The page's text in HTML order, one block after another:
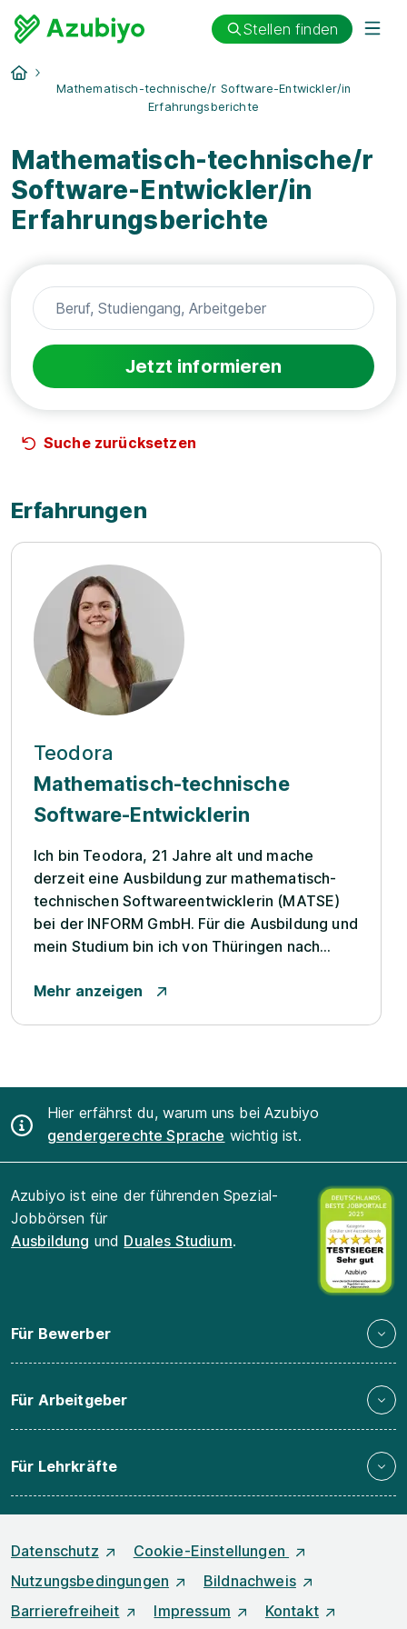
Stellen finden
Mathematisch-technische/r Software-Entwickler/in
Erfahrungsberichte
Mathematisch-technische/r
Software-Entwickler/in
Erfahrungsberichte
Jetzt informieren
Suche zurücksetzen
Erfahrungen
Teodora
Mathematisch-technische
Software-Entwicklerin
Ich bin Teodora, 21 Jahre alt und mache
derzeit eine Ausbildung zur mathematisch-
technischen Softwareentwicklerin (MATSE)
bei der INFORM GmbH. Für die Ausbildung und
mein Studium bin ich von Thüringen nach
ich, dass ich etwas im Bereich Mathematik
Mehr anzeigen
Hier erfährst du, warum uns bei Azubiyo
gendergerechte Sprache wichtig ist.
Azubiyo ist eine der führenden Spezial-
Jobbörsen für
Ausbildung und Duales Studium.
Für Bewerber
Für Arbeitgeber
Für Lehrkräfte
Datenschutz
Cookie-Einstellungen
Nutzungsbedingungen
Bildnachweis
Barrierefreiheit
Impressum Kontakt